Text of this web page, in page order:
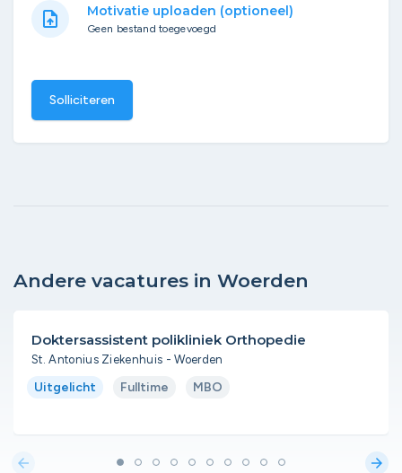
upload_file Motivatie uploaden (optioneel)
Geen bestand toegevoegd
Solliciteren
Andere vacatures in Woerden
Doktersassistent polikliniek Orthopedie
St. Antonius Ziekenhuis - Woerden
Uitgelicht Fulltime MBO
arrow_back arrow_forward